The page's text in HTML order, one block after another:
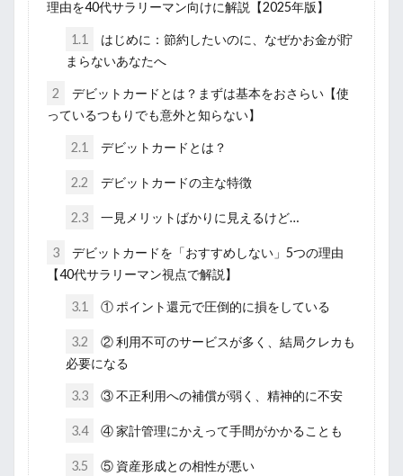
理由を40代サラリーマン向けに解説【2025年版】
1.1
はじめに：節約したいのに、なぜかお金が貯
まらないあなたへ
2
デビットカードとは？まずは基本をおさらい【使
っているつもりでも意外と知らない】
2.1 デビットカードとは？
2.2 デビットカードの主な特徴
2.3 一見メリットばかりに見えるけど…
3
デビットカードを「おすすめしない」5つの理由
【40代サラリーマン視点で解説】
3.1 ① ポイント還元で圧倒的に損をしている
3.2
② 利用不可のサービスが多く、結局クレカも
必要になる
3.3 ③ 不正利用への補償が弱く、精神的に不安
3.4 ④ 家計管理にかえって手間がかかることも
3.5 ⑤ 資産形成との相性が悪い